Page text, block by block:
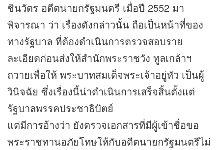
ชินวัตร อดีตนายกรัฐมนตรี เมื่อปี 2552 มา
พิจารณา ว่า เรื่องดังกล่าวนั้น ถือเป็นหน้าที่ของ
ทางรัฐบาล ที่ต้องดำเนินการตรวจสอบราย
ละเอียดก่อนส่งให้สำนักพระราชวัง ทูลเกล้าฯ
ถวายเพื่อให้ พระบาทสมเด็จพระเจ้าอยู่หัว เป็นผู้
วินิจฉัย ซึ่งเรื่องนี้น่าดำเนินการเสร็จสิ้นตั้งแต่
รัฐบาลพรรคประชาธิปัตย์
แต่มีการอ้างว่า ยังตรวจเอกสารที่มีผู้เข้าชื่อขอ
พระราชทานอภัยโทษให้กับอดีตนายกรัฐมนตรีไม่